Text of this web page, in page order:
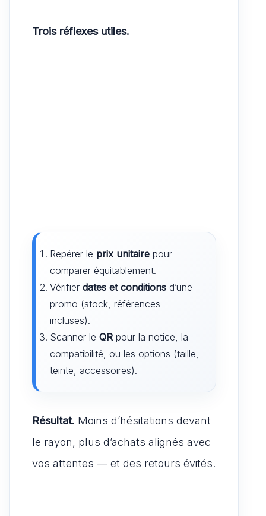
Trois réflexes utiles.
Repérer le prix unitaire pour
comparer équitablement.
Vérifier dates et conditions d’une
promo (stock, références
incluses).
Scanner le QRpour la notice, la
compatibilité, ou les options (taille,
teinte, accessoires).
Résultat. Moins d’hésitations devant
le rayon, plus d’achats alignés avec
vos attentes — et des retours évités.